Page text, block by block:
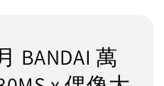
BANDAI 萬